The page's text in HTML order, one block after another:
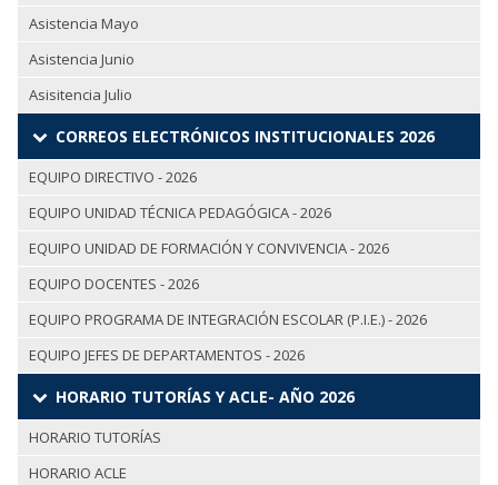
Asistencia Mayo
Asistencia Junio
Asisitencia Julio
CORREOS ELECTRÓNICOS INSTITUCIONALES 2026
EQUIPO DIRECTIVO - 2026
EQUIPO UNIDAD TÉCNICA PEDAGÓGICA - 2026
EQUIPO UNIDAD DE FORMACIÓN Y CONVIVENCIA - 2026
EQUIPO DOCENTES - 2026
EQUIPO PROGRAMA DE INTEGRACIÓN ESCOLAR (P.I.E.) - 2026
EQUIPO JEFES DE DEPARTAMENTOS - 2026
HORARIO TUTORÍAS Y ACLE- AÑO 2026
HORARIO TUTORÍAS
HORARIO ACLE